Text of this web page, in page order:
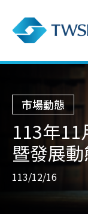
市場動態
113年11
暨發展
113/12/16